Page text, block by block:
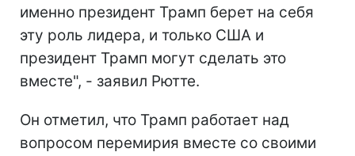
именно президент Трамп берет на себя
эту роль лидера, и только США и
президент Трамп могут сделать это
вместе", - заявил Рютте.
Он отметил, что Трамп работает над
вопросом перемирия вместе со своими